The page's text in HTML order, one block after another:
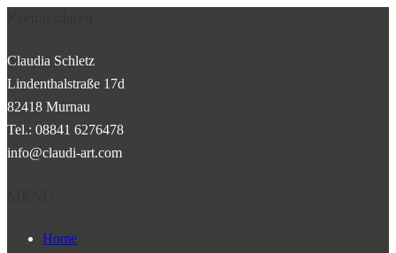
Claudia Schletz
Lindenthalstraße 17d
82418 Murnau
Tel.: 08841 6276478
info@claudi-art.com
Home